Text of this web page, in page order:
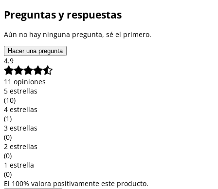
Preguntas y respuestas
Aún no hay ninguna pregunta, sé el primero.
Hacer una pregunta
4.9
11 opiniones
5 estrellas
(10)
4 estrellas
(1)
3 estrellas
(0)
2 estrellas
(0)
1 estrella
(0)
El 100% valora positivamente este producto.